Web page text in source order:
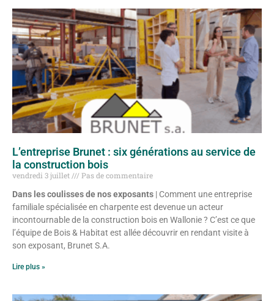
L’entreprise Brunet : six générations au service de
la construction bois
vendredi 3 juillet
Pas de commentaire
Dans les coulisses de nos exposants | Comment une entreprise
familiale spécialisée en charpente est devenue un acteur
incontournable de la construction bois en Wallonie ? C’est ce que
l’équipe de Bois & Habitat est allée découvrir en rendant visite à
son exposant, Brunet S.A.
Lire plus »